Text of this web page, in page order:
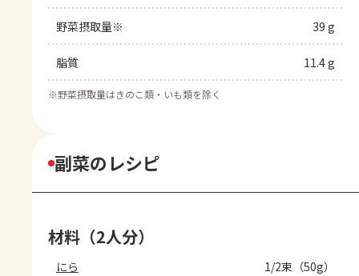
野菜摂取量※ 39 g
脂質 11.4 g
※野菜摂取量はきのこ類・いも類を除く
副菜のレシピ
材料（2人分）
にら 1/2束（50g）